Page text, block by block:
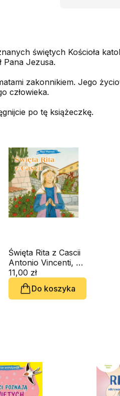
świętych Kościoła
Pana Jezusa.
zakonnikiem. Jego
człowieka.
po tę książeczkę.
Święta Rita z Cascii
Antonio Vincenti, Silvia Vecchini
11,00 zł
Do koszyka